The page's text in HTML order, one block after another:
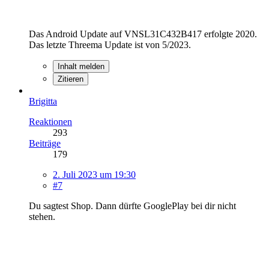
Das Android Update auf VNSL31C432B417 erfolgte 2020.
Das letzte Threema Update ist von 5/2023.
Inhalt melden
Zitieren
Brigitta
Reaktionen
293
Beiträge
179
2. Juli 2023 um 19:30
#7
Du sagtest Shop. Dann dürfte GooglePlay bei dir nicht
stehen.